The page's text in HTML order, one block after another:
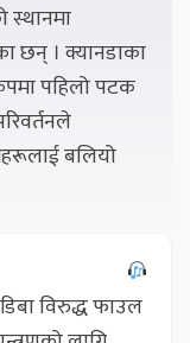
छन् । क्यानडाका
पहिलो पटक
बलियो
विरुद्ध फाउल